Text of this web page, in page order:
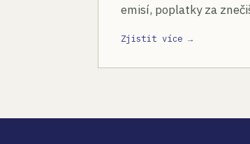
emisí, poplatky za
Zjistit více →